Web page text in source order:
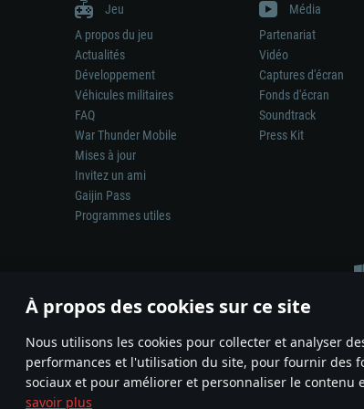
À propos des cookies sur ce site
Nous utilisons les cookies pour collecter et analyser
performances et l'utilisation du site, pour fournir des
sociaux et pour améliorer et personnaliser le contenu
savoir plus
Jeu
A propos du jeu
Actualités
Développement
Véhicules militaires
FAQ
War Thunder Mobile
Mises à jour
Invitez un ami
Gaijin Pass
Programmes utiles
Média
Partenariat
Vidéo
Captures d'écran
Fonds d'écran
Soundtrack
Press Kit
La représentation d’une arme ou d’un véhicule réel
© 2011—2026 Gaijin Games Kft. All trademarks, logos
Termes et conditions